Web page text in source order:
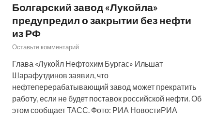
Болгарский завод «Лукойла»
предупредил о закрытии без нефти
из РФ
Оставьте комментарий
Глава «Лукойл Нефтохим Бургас» Ильшат
Шарафутдинов заявил, что
нефтеперерабатывающий завод может прекратить
работу, если не будет поставок российской нефти. Об
этом сообщает ТАСС. Фото: РИА НовостиРИА